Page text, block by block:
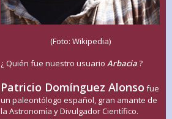
(Foto: Wikipedia)
¿ Quién fue nuestro usuario Arbacia?
Patricio Domínguez Alonso fue
un paleontólogo español, gran amante de
la Astronomía y Divulgador Científico.